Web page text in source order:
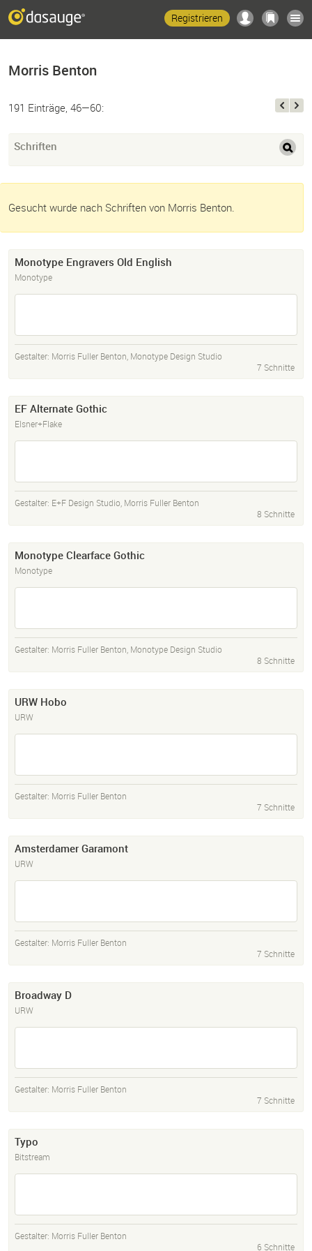
Registrieren
Morris Benton
191 Einträge, 46—60:
Schriften
Gesucht wurde nach Schriften von Morris Benton.
Monotype Engravers Old English
Monotype
Gestalter: Morris Fuller Benton, Monotype Design Studio
7 Schnitte
EF Alternate Gothic
Elsner+Flake
Gestalter: E+F Design Studio, Morris Fuller Benton
8 Schnitte
Monotype Clearface Gothic
Monotype
Gestalter: Morris Fuller Benton, Monotype Design Studio
8 Schnitte
URW Hobo
URW
Gestalter: Morris Fuller Benton
7 Schnitte
Amsterdamer Garamont
URW
Gestalter: Morris Fuller Benton
7 Schnitte
Broadway D
URW
Gestalter: Morris Fuller Benton
7 Schnitte
Typo
Bitstream
Gestalter: Morris Fuller Benton
6 Schnitte